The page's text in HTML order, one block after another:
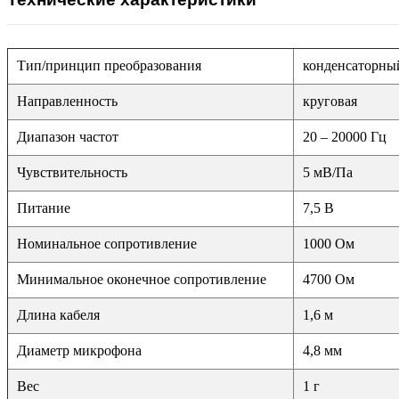
Тип/принцип преобразования
Направленность круговая
Диапазон частот 20 – 20000 Гц
Чувствительность 5 мВ/Па
Питание 7,5 В
Номинальное сопротивление 1000 Ом
Минимальное оконечное сопротивление 4700 Ом
Длина кабеля 1,6 м
Диаметр микрофона 4,8 мм
Вес 1 г